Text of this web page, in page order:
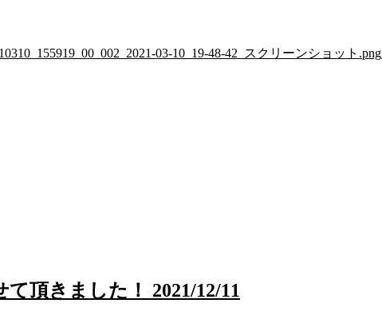
03-10_19-48-42_スクリーンショット.png
頂きました！ 2021/12/11